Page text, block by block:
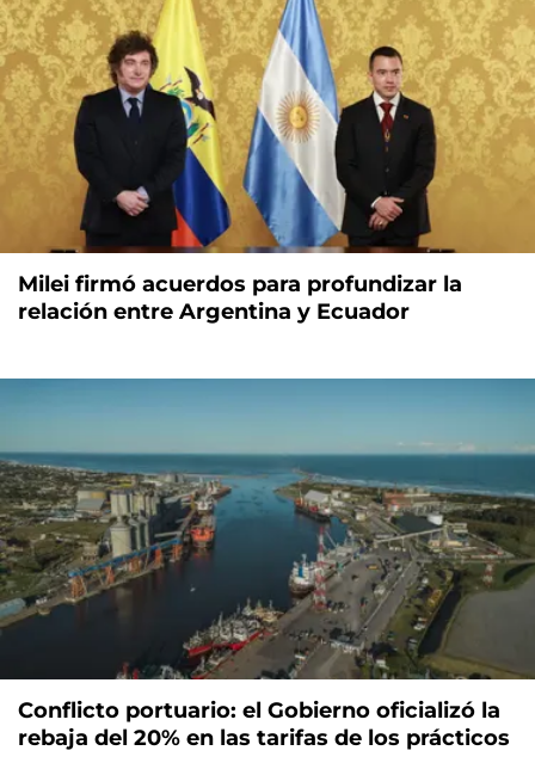
Milei firmó acuerdos para profundizar la
relación entre Argentina y Ecuador
Conflicto portuario: el Gobierno oficializó la
rebaja del 20% en las tarifas de los prácticos